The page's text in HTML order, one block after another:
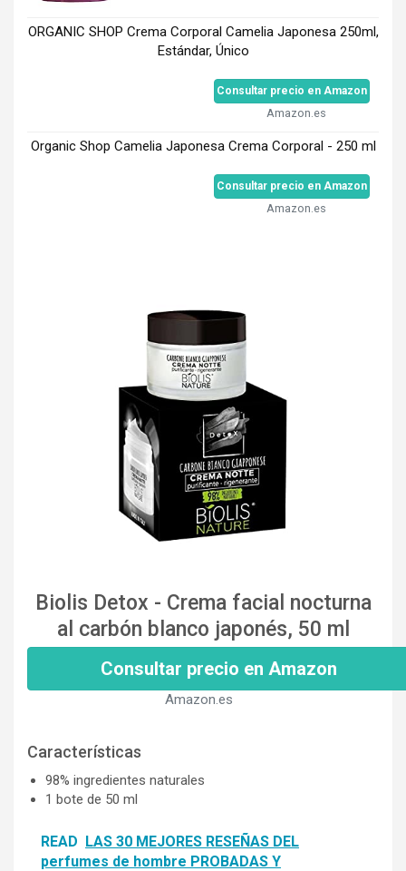
ORGANIC SHOP Crema Corporal Camelia Japonesa 250ml,
Estándar, Único
Consultar precio en Amazon
Amazon.es
Organic Shop Camelia Japonesa Crema Corporal - 250 ml
Consultar precio en Amazon
Amazon.es
Biolis Detox - Crema facial nocturna
al carbón blanco japonés, 50 ml
Consultar precio en Amazon
Amazon.es
Características
98% ingredientes naturales
1 bote de 50 ml
READ LAS 30 MEJORES RESEÑAS DEL
perfumes de hombre PROBADAS Y